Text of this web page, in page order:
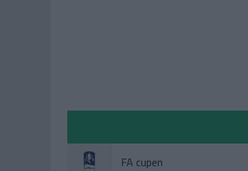
FA cupen